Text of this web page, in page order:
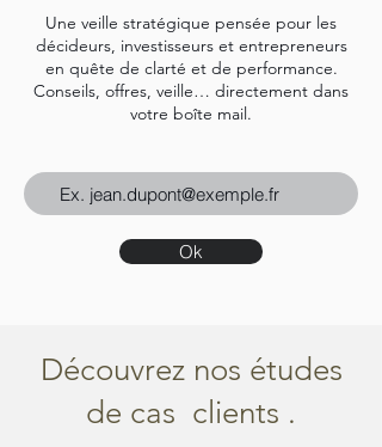
Une veille stratégique pensée pour les
décideurs, investisseurs et entrepreneurs
en quête de clarté et de performance.
Conseils, offres, veille… directement dans
votre boîte mail.
Ok
Découvrez nos études
de cas clients .